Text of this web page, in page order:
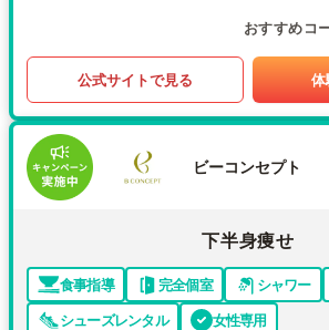
おすすめコ
公式サイトで見る 体
ビーコンセプト
下半身痩せ
食事指導 完全個室 シャワー
シューズレンタル
女性専用